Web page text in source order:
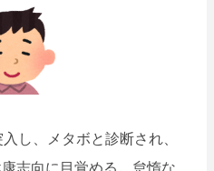
し、メタボと診断され、
志向に目覚める。怠惰な